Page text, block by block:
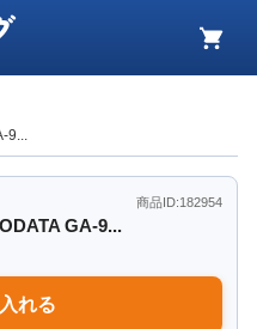
カ
9...
商品ID:182954
GA-9...
れる